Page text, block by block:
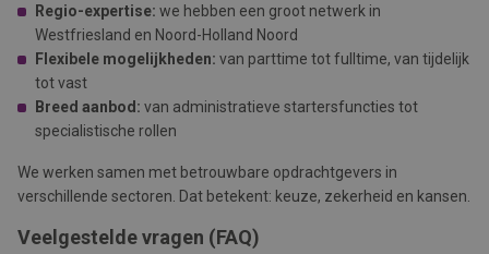
Regio-expertise: we hebben een groot netwerk in
Westfriesland en Noord-Holland Noord
Flexibele mogelijkheden: van parttime tot fulltime, van tijdelijk
tot vast
Breed aanbod: van administratieve startersfuncties tot
specialistische rollen
We werken samen met betrouwbare opdrachtgevers in
verschillende sectoren. Dat betekent: keuze, zekerheid en kansen.
Veelgestelde vragen (FAQ)